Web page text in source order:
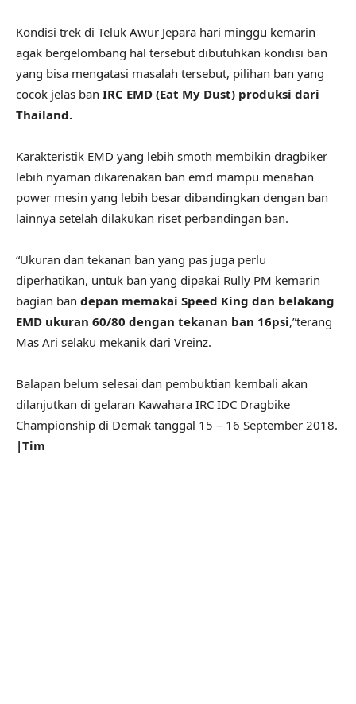
Kondisi trek di Teluk Awur Jepara hari minggu kemarin
agak bergelombang hal tersebut dibutuhkan kondisi ban
yang bisa mengatasi masalah tersebut, pilihan ban yang
cocok jelas ban IRC EMD (Eat My Dust) produksi dari
Thailand.
Karakteristik EMD yang lebih smoth membikin dragbiker
lebih nyaman dikarenakan ban emd mampu menahan
power mesin yang lebih besar dibandingkan dengan ban
lainnya setelah dilakukan riset perbandingan ban.
“Ukuran dan tekanan ban yang pas juga perlu
diperhatikan, untuk ban yang dipakai Rully PM kemarin
bagian ban depan memakai Speed King dan belakang
EMD ukuran 60/80 dengan tekanan ban 16psi,”terang
Mas Ari selaku mekanik dari Vreinz.
Balapan belum selesai dan pembuktian kembali akan
dilanjutkan di gelaran Kawahara IRC IDC Dragbike
Championship di Demak tanggal 15 – 16 September 2018.
|Tim